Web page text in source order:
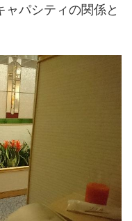
パシティの関係と